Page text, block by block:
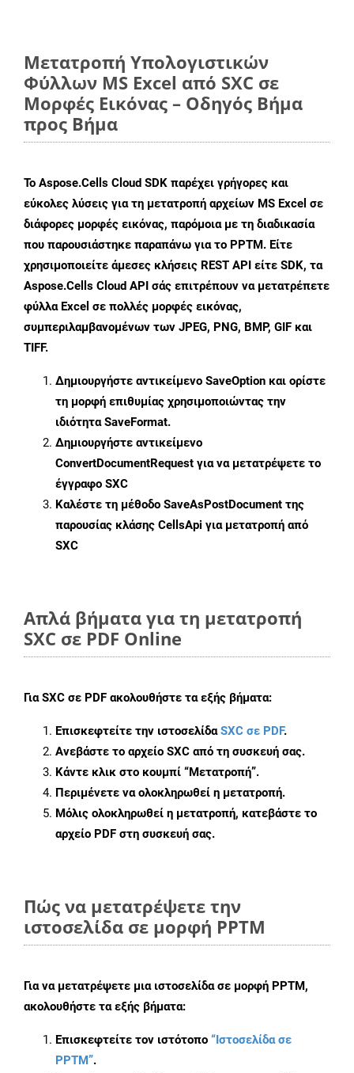
Μετατροπή Υπολογιστικών
Φύλλων MS Excel από SXC σε
Μορφές Εικόνας – Οδηγός Βήμα
προς Βήμα
Το Aspose.Cells Cloud SDK παρέχει γρήγορες και
εύκολες λύσεις για τη μετατροπή αρχείων MS Excel σε
διάφορες μορφές εικόνας, παρόμοια με τη διαδικασία
που παρουσιάστηκε παραπάνω για το PPTM. Είτε
χρησιμοποιείτε άμεσες κλήσεις REST API είτε SDK, τα
Aspose.Cells Cloud API σάς επιτρέπουν να μετατρέπετε
φύλλα Excel σε πολλές μορφές εικόνας,
συμπεριλαμβανομένων των JPEG, PNG, BMP, GIF και
TIFF.
Δημιουργήστε αντικείμενο SaveOption και ορίστε
τη μορφή επιθυμίας χρησιμοποιώντας την
ιδιότηταSaveFormat.
Δημιουργήστε αντικείμενο
ConvertDocumentRequest για να μετατρέψετε το
έγγραφο SXC
Καλέστε τη μέθοδο SaveAsPostDocument της
παρουσίας κλάσης CellsApi για μετατροπή από
SXC
Απλά βήματα για τη μετατροπή
SXC σε PDF Online
ΓιαSXC σε PDF ακολουθήστε τα εξής βήματα:
Επισκεφτείτε την ιστοσελίδαSXC σε PDF.
Ανεβάστε το αρχείο SXC από τη συσκευή σας.
Κάντε κλικ στο κουμπί “Μετατροπή”.
Περιμένετε να ολοκληρωθεί η μετατροπή.
Μόλις ολοκληρωθεί η μετατροπή, κατεβάστε το
αρχείο PDF στη συσκευή σας.
Πώς να μετατρέψετε την
ιστοσελίδα σε μορφή PPTM
Για να μετατρέψετε μια ιστοσελίδα σε μορφή PPTM,
ακολουθήστε τα εξής βήματα:
Επισκεφτείτε τον ιστότοπο “Ιστοσελίδα σε
PPTM”.